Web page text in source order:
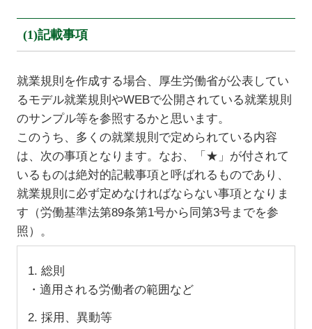
(1)記載事項
就業規則を作成する場合、厚生労働省が公表してい
るモデル就業規則やWEBで公開されている就業規則
のサンプル等を参照するかと思います。
このうち、多くの就業規則で定められている内容
は、次の事項となります。なお、「★」が付されて
いるものは絶対的記載事項と呼ばれるものであり、
就業規則に必ず定めなければならない事項となりま
す（労働基準法第89条第1号から同第3号までを参
照）。
1. 総則
・適用される労働者の範囲など
2. 採用、異動等